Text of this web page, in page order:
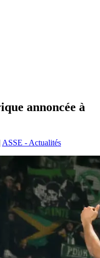
annoncée à
ASSE - Actualités